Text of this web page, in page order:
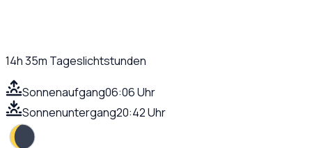
14h 35m Tageslichtstunden
Sonnenaufgang06:06 Uhr
Sonnenuntergang20:42 Uhr